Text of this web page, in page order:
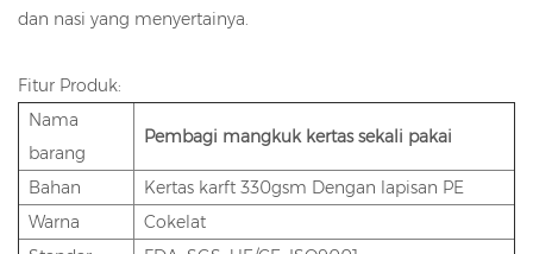
dan nasi yang menyertainya.
Fitur Produk:
Nama
barang
Pembagi mangkuk kertas sekali pakai
Bahan
Kertas karft 330gsm Dengan lapisan PE
Warna
Cokelat